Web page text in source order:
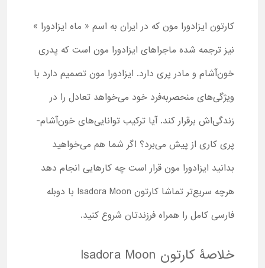
کارتون ایزادورا مون که در ایران به اسم « ماه ایزادورا »
نیز ترجمه شده ماجراهای ایزادورا مون است که پدری
خون‌‌آشام و مادر پری دارد. ایزادورا مون تصمیم دارد با
ویژگی‌های منحصربه‌فرد خود می‌خواهد تعادل را در
زندگی‌اش برقرار کند. آیا ترکیب توانایی‌های خون‌آشام-
پری کاری از پیش می‌برد؟ اگر شما هم می‌خواهید
بدانید ایزادورا مون قرار است چه کارهایی انجام دهد
هرچه سریع‌تر تماشا کارتون Isadora Moon با دوبله
فارسی کامل را همراه فرزندتان شروع کنید.
خلاصۀ کارتون Isadora Moon